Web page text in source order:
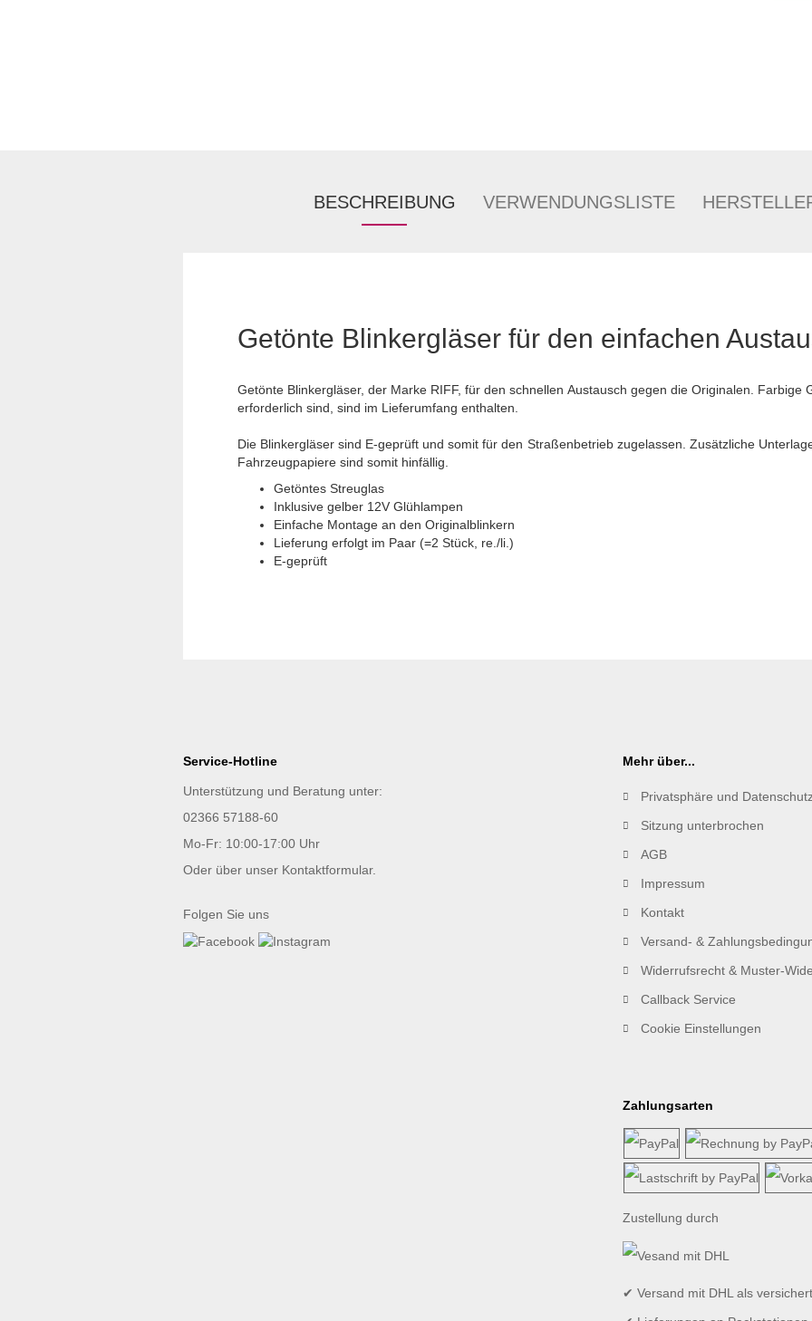
BESCHREIBUNG VERWENDUNGSLISTE
Getönte Blinkergläser für den einfachen
Getönte Blinkergläser, der Marke RIFF, für den schnellen Austausch gegen die Originalen. Farbige
erforderlich sind, sind im Lieferumfang enthalten.
Die Blinkergläser sind E-geprüft und somit für den Straßenbetrieb zugelassen. Zusätzliche
Fahrzeugpapiere sind somit hinfällig.
Getöntes Streuglas
Inklusive gelber 12V Glühlampen
Einfache Montage an den Originalblinkern
Lieferung erfolgt im Paar (=2 Stück, re./li.)
E-geprüft
Service-Hotline
Unterstützung und Beratung unter:
02366 57188-60
Mo-Fr: 10:00-17:00 Uhr
Oder über unser Kontaktformular.
Folgen Sie uns
Mehr über...
Privatsphäre und
Sitzung unterbrochen
AGB
Impressum
Kontakt
Versand- &
Widerrufsrecht & Muster-
Callback Service
Cookie Einstellungen
Zahlungsarten
Zustellung durch
✔ Versand mit DHL als